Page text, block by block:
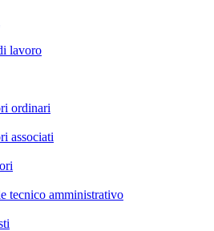
lavoro
ordinari
associati
tecnico amministrativo